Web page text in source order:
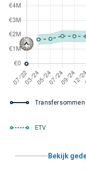
Transfersommen
ETV
Bekijk